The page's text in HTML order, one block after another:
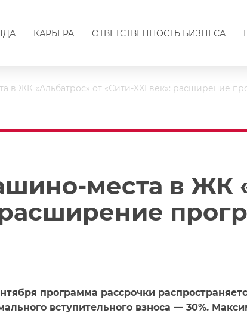
КАРЬЕРА ОТВЕТСТВЕННОСТЬ БИЗНЕСА
в ЖК «Альбатрос» от «Сити-XXI век»: расширение
места в ЖК
расширение
программа рассрочки
вступительного взноса — 30%.